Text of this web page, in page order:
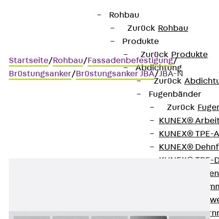
Rohbau
Zurück Rohbau
Produkte
Zurück Produkte
Abdichtung
Zurück
Fugenbänder
Zurück
KUNEX®
KUNEX®
KUNEX®
KUNEX®
KUNEX®
KUNEX®
KUNEX®
KUNEX®
Startseite/Rohbau/Fassadenbefestigung/
Brüstungsanker/Brüstungsanker JBA/JBA-N